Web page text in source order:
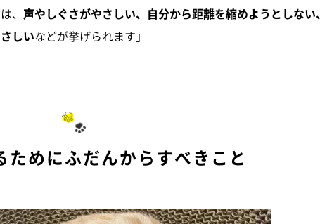
、 声やしぐさがやさしい、自分から距離を縮めようとしない、
しいなどが挙げられます」
ためにふだんからすべきこと